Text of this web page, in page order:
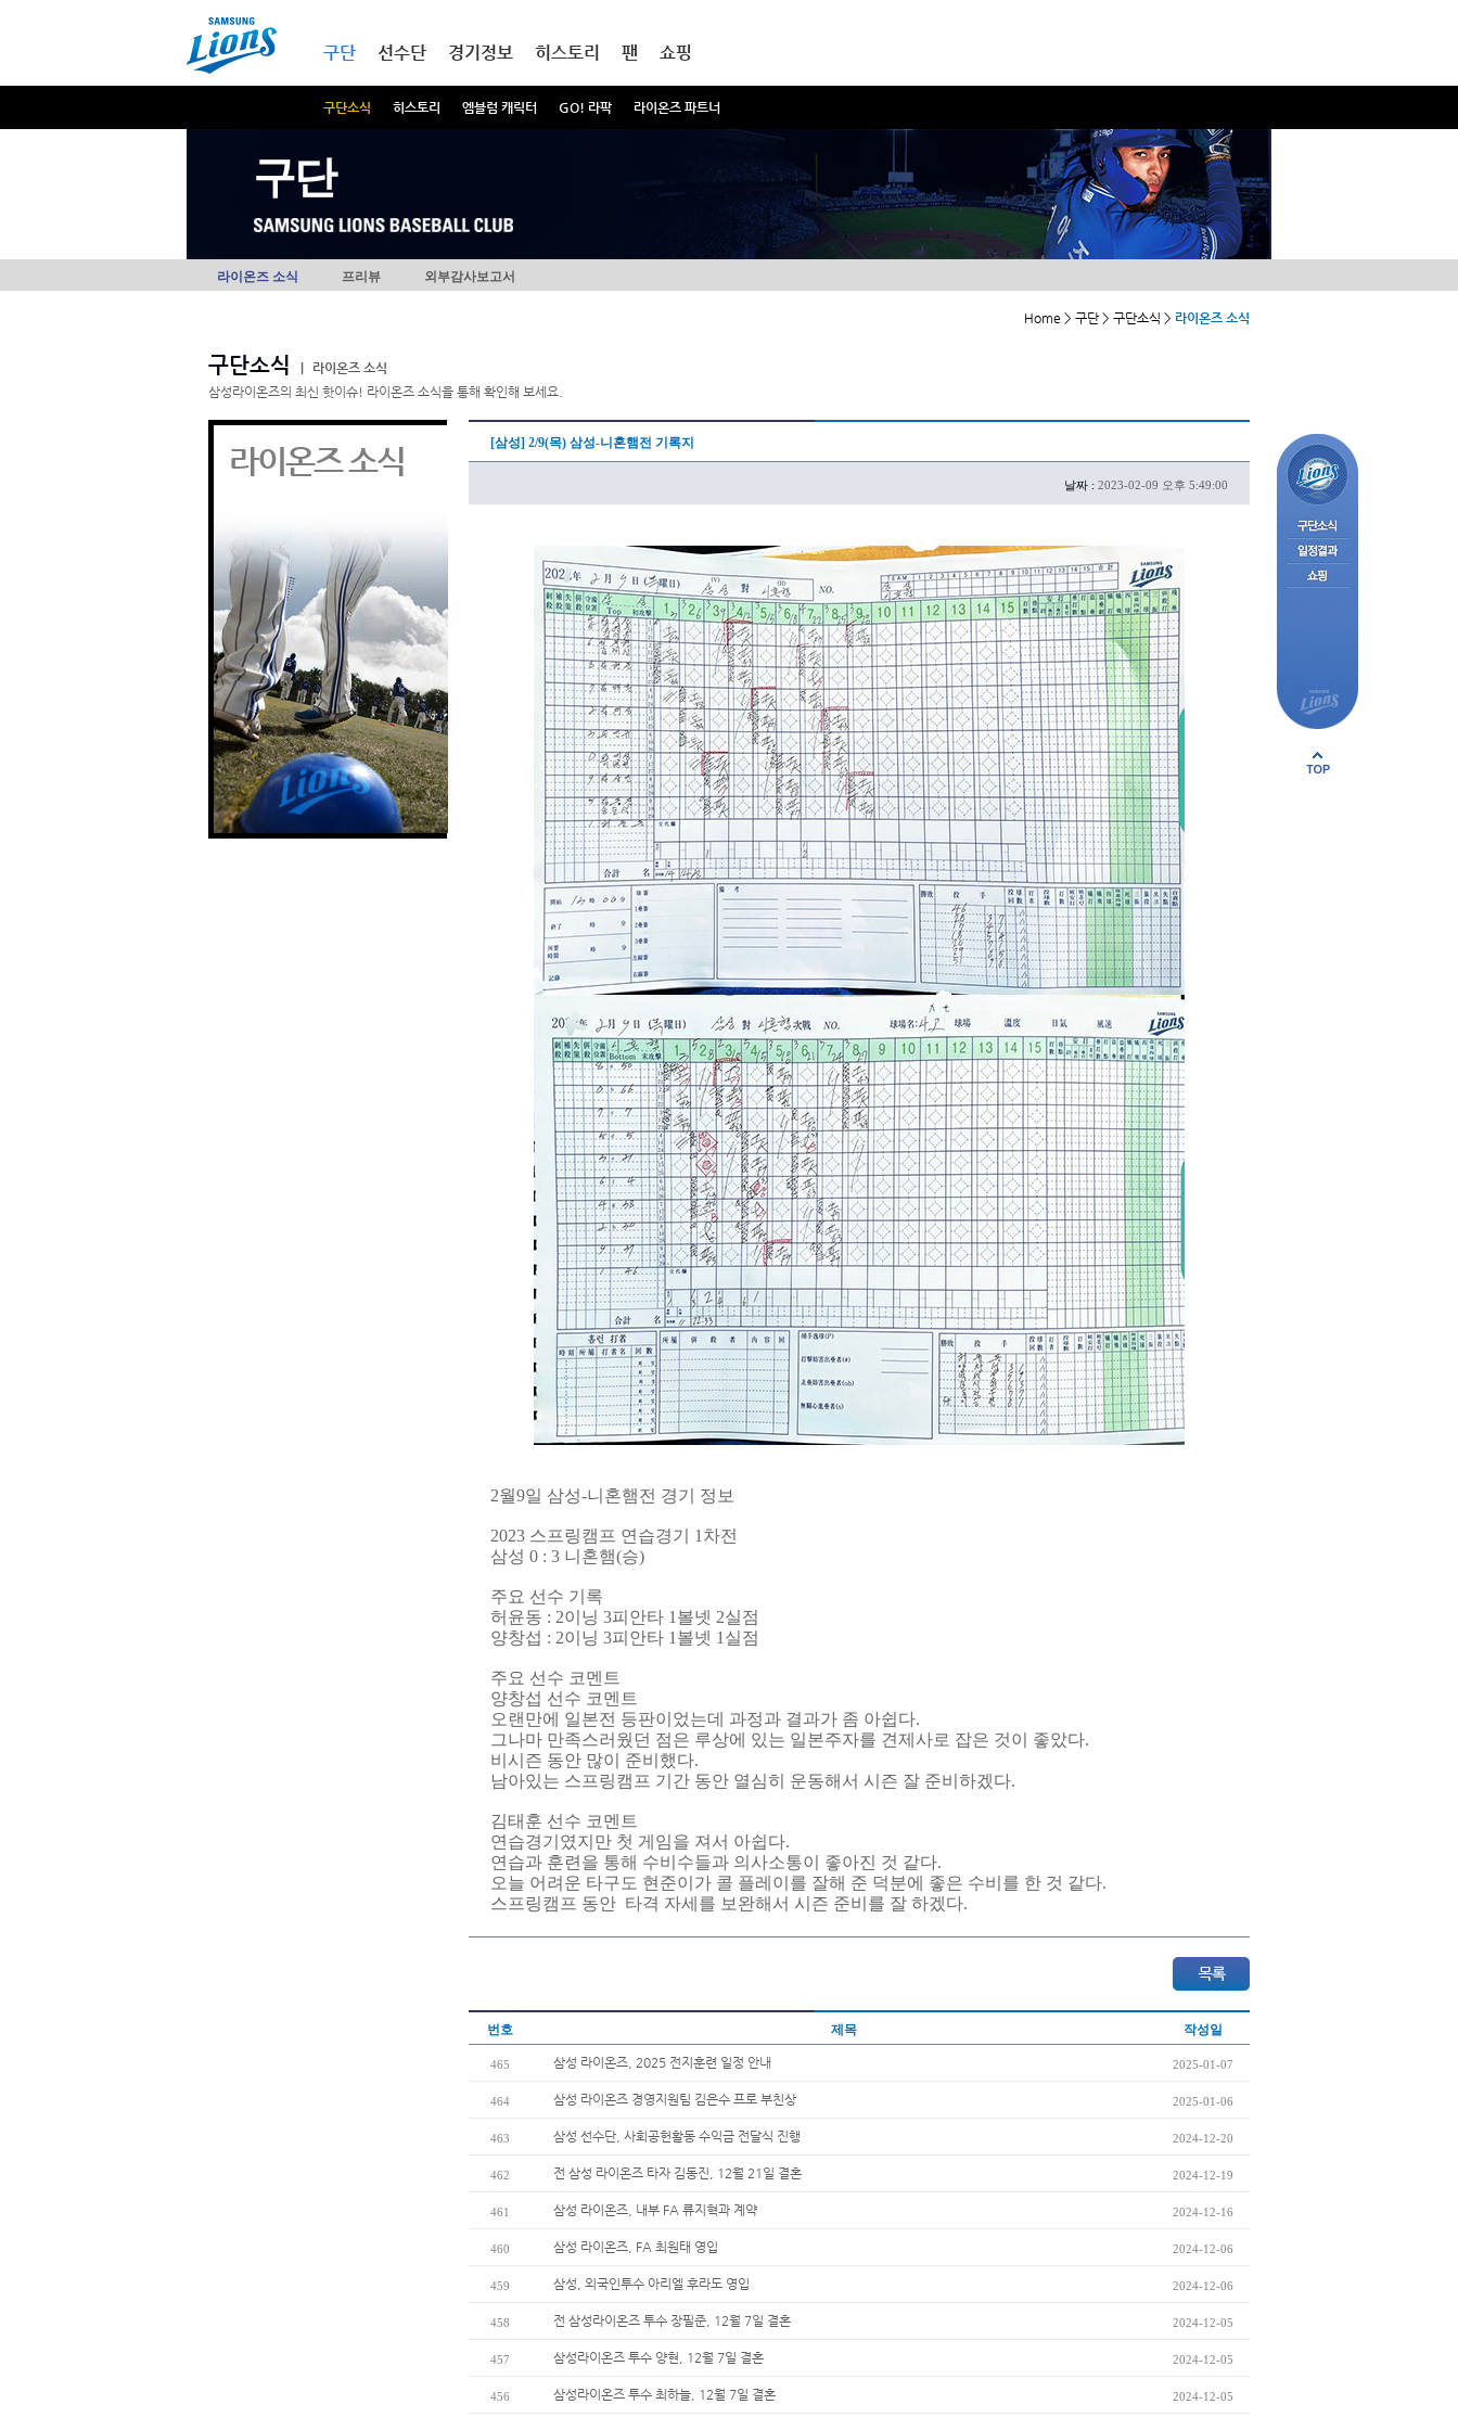
구단
구단소식 히스토리 엠블럼 캐릭터 GO! 라팍 라이온즈 파트너
선수단 경기정보 히스토리 팬 쇼핑
구단
라이온즈 소식 프리뷰 외부감사보고서
Home > 구단 > 구단소식 > 라이온즈 소식
구단소식
라이온즈 소식
삼성라이온즈의 최신 핫이슈! 라이온즈 소식을 통해 확인해 보세요.
라이온즈 소식 [삼성] 2/9(목) 삼성-니혼햄전 기록지
날짜 : 2023-02-09 오후 5:49:00
2월9일 삼성-니혼햄전 경기 정보
2023 스프링캠프 연습경기 1차전
삼성 0 : 3 니혼햄(승)
주요 선수 기록
허윤동 : 2이닝 3피안타 1볼넷 2실점
양창섭 : 2이닝 3피안타 1볼넷 1실점
주요 선수 코멘트
양창섭 선수 코멘트
오랜만에 일본전 등판이었는데 과정과 결과가 좀 아쉽다.
그나마 만족스러웠던 점은 루상에 있는 일본주자를 견제사로 잡은 것이 좋았다.
비시즌 동안 많이 준비했다.
남아있는 스프링캠프 기간 동안 열심히 운동해서 시즌 잘 준비하겠다.
김태훈 선수 코멘트
연습경기였지만 첫 게임을 져서 아쉽다.
연습과 훈련을 통해 수비수들과 의사소통이 좋아진 것 같다.
오늘 어려운 타구도 현준이가 콜 플레이를 잘해 준 덕분에 좋은 수비를 한 것 같다.
스프링캠프 동안 타격 자세를 보완해서 시즌 준비를 잘 하겠다.
번호 제목 작성일
465 삼성 라이온즈, 2025 전지훈련 일정 안내 2025-01-07
464 삼성 라이온즈 경영지원팀 김은수 프로 부친상 2025-01-06
463 삼성 선수단, 사회공헌활동 수익금 전달식 진행 2024-12-20
462 전 삼성 라이온즈 타자 김동진, 12월 21일 결혼 2024-12-19
461 삼성 라이온즈, 내부 FA 류지혁과 계약 2024-12-16
460 삼성 라이온즈, FA 최원태 영입 2024-12-06
459 삼성, 외국인투수 아리엘 후라도 영입 2024-12-06
458 전 삼성라이온즈 투수 장필준, 12월 7일 결혼 2024-12-05
457 삼성라이온즈 투수 양현, 12월 7일 결혼 2024-12-05
456 삼성라이온즈 투수 최하늘, 12월 7일 결혼 2024-12-05